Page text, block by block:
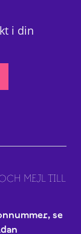
i din
MEJL TILL
se